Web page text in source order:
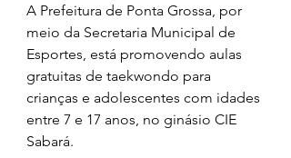
A Prefeitura de Ponta Grossa, por
meio da Secretaria Municipal de
Esportes, está promovendo aulas
gratuitas de taekwondo para
crianças e adolescentes com idades
entre 7 e 17 anos, no ginásio CIE
Sabará.